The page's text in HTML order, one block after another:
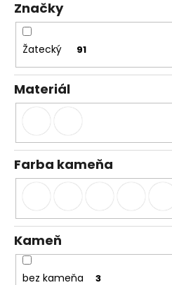
Značky
Žatecký 91
Materiál
Farba kameňa
Kameň
bez kameňa 3
o
r
ú
a
m
e